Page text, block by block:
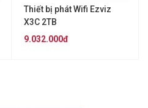
Thiết bị phát Wifi Ezviz
X3C 2TB
9.032.000đ